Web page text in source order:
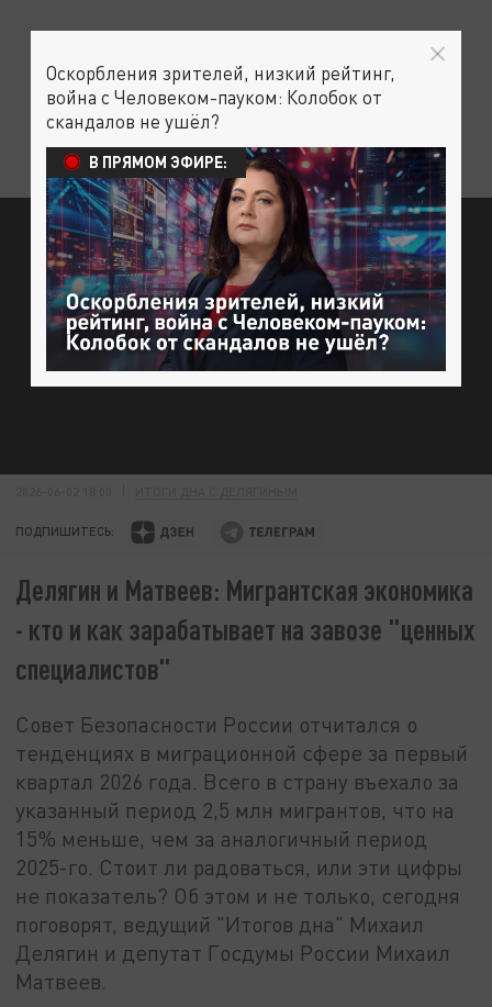
ПОДПИШИТЕСЬ:
Делягин и Матвеев: Мигрантская экономика
- кто и как зарабатывает на завозе "ценных
специалистов"
Совет Безопасности России отчитался о
тенденциях в миграционной сфере за первый
квартал 2026 года. Всего в страну въехало за
указанный период 2,5 млн мигрантов, что на
15% меньше, чем за аналогичный период
2025-го. Стоит ли радоваться, или эти цифры
не показатель? Об этом и не только, сегодня
поговорят, ведущий "Итогов дна" Михаил
Делягин и депутат Госдумы России Михаил
Матвеев.
Оскорбления зрителей, низкий рейтинг,
война с Человеком-пауком: Колобок от
скандалов не ушёл?
В ПРЯМОМ ЭФИРЕ: